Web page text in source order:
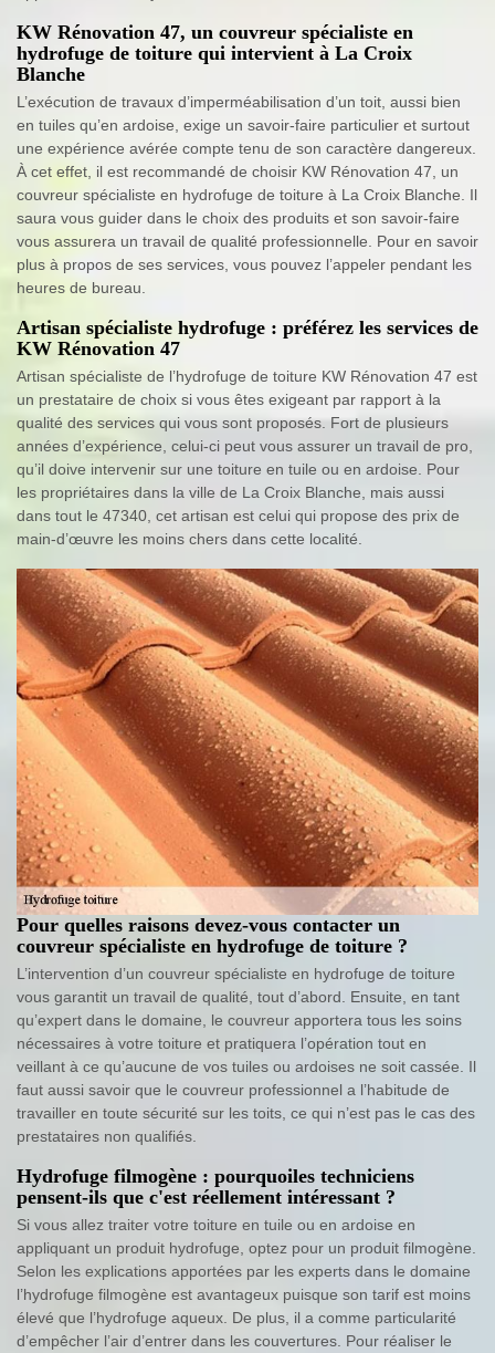
KW Rénovation 47, un couvreur spécialiste en
hydrofuge de toiture qui intervient à La Croix
Blanche
L’exécution de travaux d’imperméabilisation d’un toit, aussi bien
en tuiles qu’en ardoise, exige un savoir-faire particulier et surtout
une expérience avérée compte tenu de son caractère dangereux.
À cet effet, il est recommandé de choisir KW Rénovation 47, un
couvreur spécialiste en hydrofuge de toiture à La Croix Blanche. Il
saura vous guider dans le choix des produits et son savoir-faire
vous assurera un travail de qualité professionnelle. Pour en savoir
plus à propos de ses services, vous pouvez l’appeler pendant les
heures de bureau.
Artisan spécialiste hydrofuge : préférez les services de
KW Rénovation 47
Artisan spécialiste de l’hydrofuge de toiture KW Rénovation 47 est
un prestataire de choix si vous êtes exigeant par rapport à la
qualité des services qui vous sont proposés. Fort de plusieurs
années d’expérience, celui-ci peut vous assurer un travail de pro,
qu’il doive intervenir sur une toiture en tuile ou en ardoise. Pour
les propriétaires dans la ville de La Croix Blanche, mais aussi
dans tout le 47340, cet artisan est celui qui propose des prix de
main-d’œuvre les moins chers dans cette localité.
Pour quelles raisons devez-vous contacter un
couvreur spécialiste en hydrofuge de toiture ?
L’intervention d’un couvreur spécialiste en hydrofuge de toiture
vous garantit un travail de qualité, tout d’abord. Ensuite, en tant
qu’expert dans le domaine, le couvreur apportera tous les soins
nécessaires à votre toiture et pratiquera l’opération tout en
veillant à ce qu’aucune de vos tuiles ou ardoises ne soit cassée. Il
faut aussi savoir que le couvreur professionnel a l’habitude de
travailler en toute sécurité sur les toits, ce qui n’est pas le cas des
prestataires non qualifiés.
Hydrofuge filmogène : pourquoiles techniciens
pensent-ils que c'est réellement intéressant ?
Si vous allez traiter votre toiture en tuile ou en ardoise en
appliquant un produit hydrofuge, optez pour un produit filmogène.
Selon les explications apportées par les experts dans le domaine
l’hydrofuge filmogène est avantageux puisque son tarif est moins
élevé que l’hydrofuge aqueux. De plus, il a comme particularité
d’empêcher l’air d’entrer dans les couvertures. Pour réaliser le